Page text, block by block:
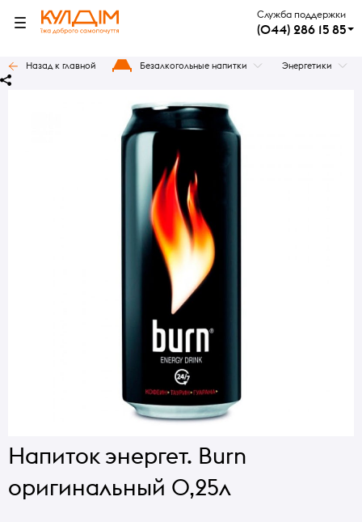
Служба поддержки
(044) 286 15 85
Назад к главной Безалкогольные напитки Энергетики
Напиток энергет. Burn
оригинальный 0,25л